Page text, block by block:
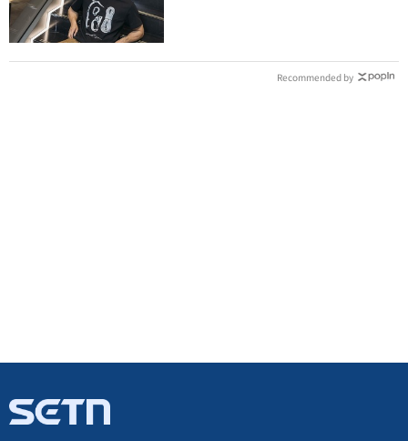
Recommended by